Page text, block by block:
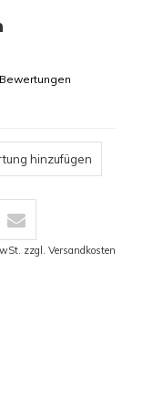
Bewertungen
hinzufügen
zzgl. Versandkosten